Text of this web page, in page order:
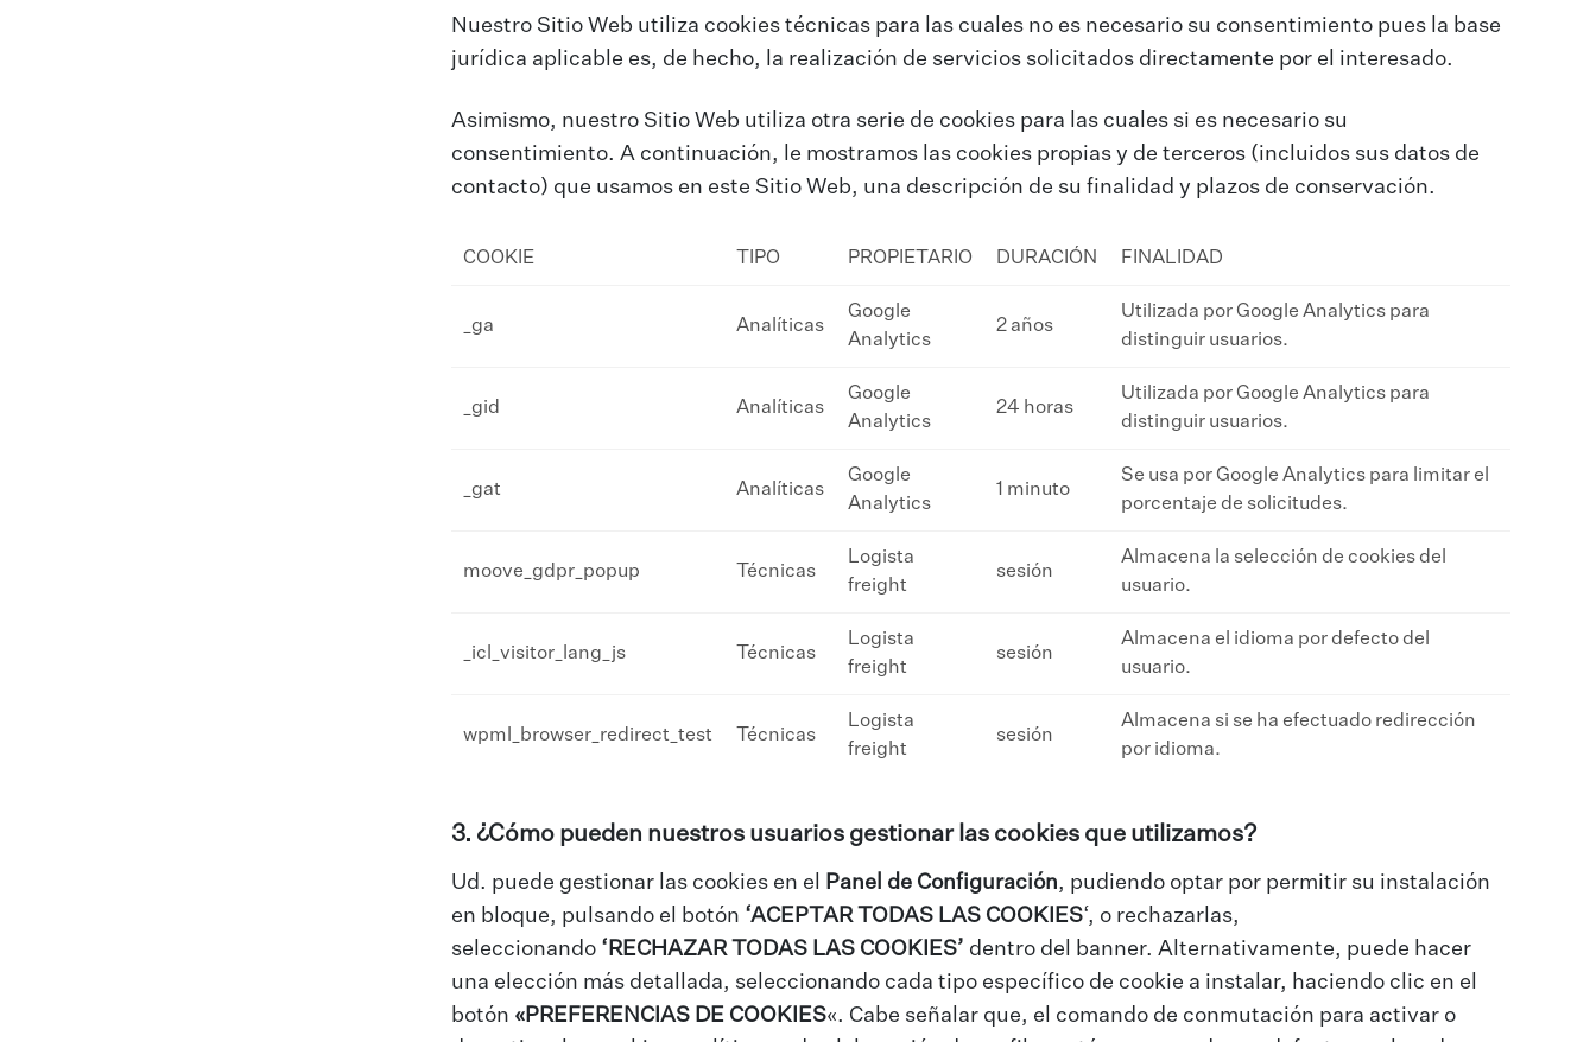
Nuestro Sitio Web utiliza cookies técnicas para las cuales no es necesario su consentimiento pues la base
jurídica aplicable es, de hecho, la realización de servicios solicitados directamente por el interesado.
Asimismo, nuestro Sitio Web utiliza otra serie de cookies para las cuales si es necesario su
consentimiento. A continuación, le mostramos las cookies propias y de terceros (incluidos sus datos de
contacto) que usamos en este Sitio Web, una descripción de su finalidad y plazos de conservación.
COOKIE TIPO PROPIETARIO DURACIÓN FINALIDAD
_ga​ Analíticas
Google
Analytics
​2 años
Utilizada por Google Analytics para
distinguir usuarios.
_gid​ Analíticas
Google
Analytics
​24 horas
Utilizada por Google Analytics para
distinguir usuarios.
_gat Analíticas
Google
Analytics
​1 minuto
Se usa por Google Analytics para limitar el
porcentaje de solicitudes.
moove_gdpr_popup Técnicas
Logista
freight
sesión
Almacena la selección de cookies del
usuario.
_icl_visitor_lang_js Técnicas
Logista
freight
sesión
Almacena el idioma por defecto del
usuario.
wpml_browser_redirect_test Técnicas
Logista
freight
sesión
Almacena si se ha efectuado redirección
por idioma.
3. ¿Cómo pueden nuestros usuarios gestionar las cookies que utilizamos?
Ud. puede gestionar las cookies en el Panel de Configuración, pudiendo optar por permitir su instalación
en bloque, pulsando el botón ‘ACEPTAR TODAS LAS COOKIES‘, o rechazarlas,
seleccionando ‘RECHAZAR TODAS LAS COOKIES’ dentro del banner. Alternativamente, puede hacer
una elección más detallada, seleccionando cada tipo específico de cookie a instalar, haciendo clic en el
botón «PREFERENCIAS DE COOKIES«. Cabe señalar que, el comando de conmutación para activar o